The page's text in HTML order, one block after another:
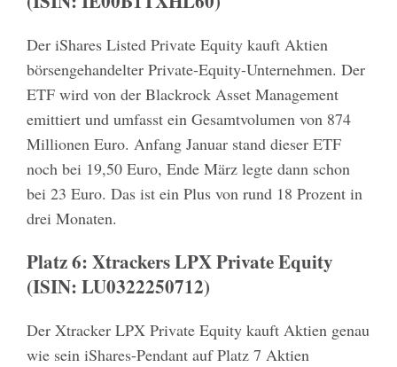
Der iShares Listed Private Equity kauft Aktien
börsengehandelter Private-Equity-Unternehmen. Der
ETF wird von der Blackrock Asset Management
emittiert und umfasst ein Gesamtvolumen von 874
Millionen Euro. Anfang Januar stand dieser ETF
noch bei 19,50 Euro, Ende März legte dann schon
bei 23 Euro. Das ist ein Plus von rund 18 Prozent in
drei Monaten.
Platz 6: Xtrackers LPX Private Equity
(ISIN: LU0322250712)
Der Xtracker LPX Private Equity kauft Aktien genau
wie sein iShares-Pendant auf Platz 7 Aktien